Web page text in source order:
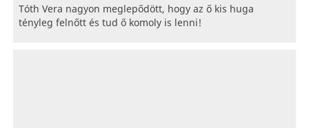
Tóth Vera nagyon meglepődött, hogy az ő kis huga
tényleg felnőtt és tud ő komoly is lenni!